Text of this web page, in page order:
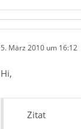
5. März 2010 um 16:12
Hi,
Zitat